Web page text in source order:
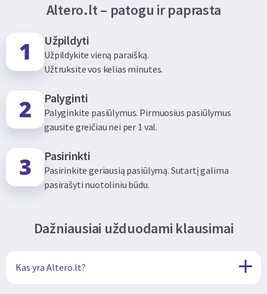
Altero.lt – patogu ir paprasta
Užpildyti
Užpildykite vieną paraišką.
Užtruksite vos kelias minutes.
Palyginti
Palyginkite pasiūlymus. Pirmuosius pasiūlymus
gausite greičiau nei per 1 val.
Pasirinkti
Pasirinkite geriausią pasiūlymą. Sutartį galima
pasirašyti nuotoliniu būdu.
Dažniausiai užduodami klausimai
Kas yra Altero.lt?